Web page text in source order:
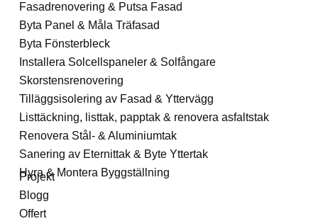
Fasadrenovering & Putsa Fasad
Byta Panel & Måla Träfasad
Byta Fönsterbleck
Installera Solcellspaneler & Solfångare
Skorstensrenovering
Tilläggsisolering av Fasad & Yttervägg
Listtäckning, listtak, papptak & renovera asfaltstak
Renovera Stål- & Aluminiumtak
Sanering av Eternittak & Byte Yttertak
Hyra & Montera Byggställning
Projekt
Blogg
Offert